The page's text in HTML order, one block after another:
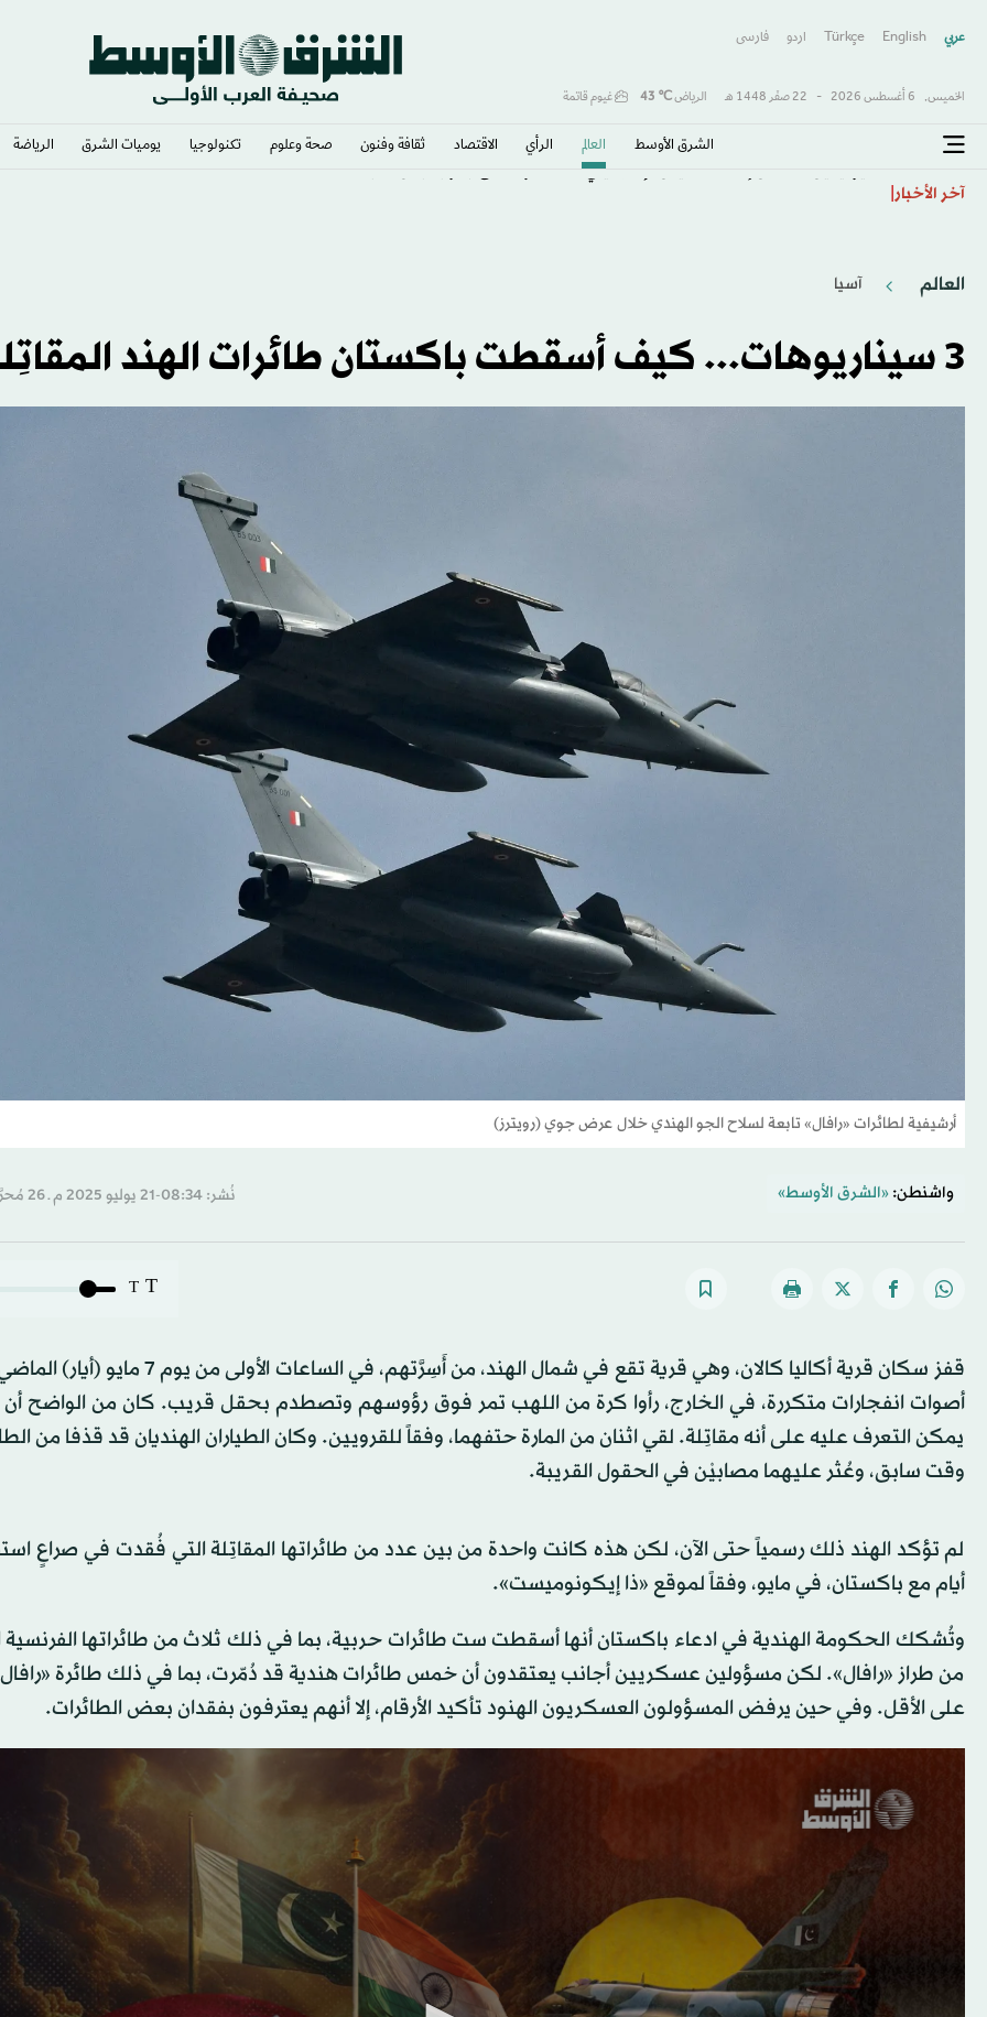
عربي English
Türkçe اردو فارسى
الخميس, 6 أغسطس 2026 - 22 صفَر 1448 هـ الرياض℃
43 غيوم قاتمة
الشرق الأوسط​ العالم الرأي الاقتصاد ثقافة وفنون صحة وعلوم تكنولوجيا يوميات الشرق​ الرياضة
آخر الأخبار
العالم آسيا
3 سيناريوهات... كيف أسقطت باكستان طائرات الهند المقاتِلة؟
أرشيفية لطائرات «رافال» تابعة لسلاح الجو الهندي خلال عرض جوي (رويترز)
واشنطن: «الشرق الأوسط» نُشر: 08:34-21 يوليو 2025 م ـ 26 مُحرَّم 1447 هـ
T
T
قفز سكان قرية أكاليا كالان، وهي قرية تقع في شمال الهند، من أَسِرَّتهم، في الساعات
أصوات انفجارات متكررة، في الخارج، رأوا كرة من اللهب تمر فوق رؤوسهم وتصطدم بحقل قريب. كان من الواضح
يمكن التعرف عليه على أنه مقاتِلة. لقي اثنان من المارة حتفهما، وفقاً للقرويين. وكان الطياران الهنديان قد قذفا من
وقت سابق، وعُثر عليهما مصابيْن في الحقول القريبة.
لم تؤكد الهند ذلك رسمياً حتى الآن، لكن هذه كانت واحدة من بين عدد من طائراتها المقاتِلة التي فُقدت في صراعٍ
أيام مع باكستان، في مايو، وفقاً لموقع «ذا إيكونوميست».
وتُشكك الحكومة الهندية في ادعاء باكستان أنها أسقطت ست طائرات حربية، بما في ذلك ثلاث من طائراتها الفرنسية
من طراز «رافال». لكن مسؤولين عسكريين أجانب يعتقدون أن خمس طائرات هندية قد دُمّرت، بما في ذلك طائرة
على الأقل. وفي حين يرفض المسؤولون العسكريون الهنود تأكيد الأرقام، إلا أنهم يعترفون بفقدان بعض الطائرات.